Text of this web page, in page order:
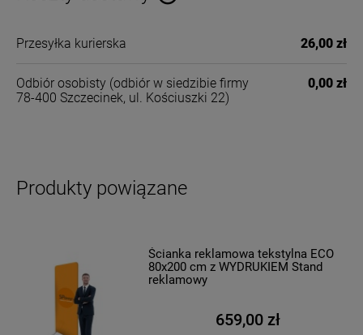
Cena nie zawiera ewentualnych kosztów płatności
Przesyłka kurierska 26,00 zł
Odbiór osobisty (odbiór w siedzibie firmy
78-400 Szczecinek, ul. Kościuszki 22)
0,00 zł
Produkty powiązane
Ścianka reklamowa tekstylna ECO
80x200 cm z WYDRUKIEM Stand
reklamowy
659,00 zł